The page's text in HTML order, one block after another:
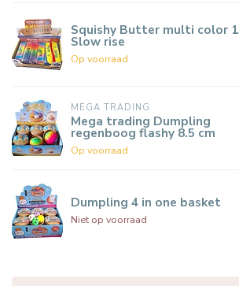
Squishy Butter multi color
Slow rise
Op voorraad
MEGA TRADING
Mega trading Dumpling
regenboog flashy 8.5 cm
Op voorraad
Dumpling 4 in one basket
Niet op voorraad